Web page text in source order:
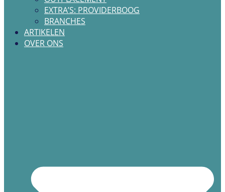
EXTRA’S: PROVIDERBOOG
BRANCHES
ARTIKELEN
OVER ONS